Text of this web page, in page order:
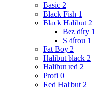
Basic 2
Black Fish 1
Black Halibut 2
Bez díry 1
S dírou 1
Fat Boy 2
Halibut black 2
Halibut red 2
Profi 0
Red Halibut 2